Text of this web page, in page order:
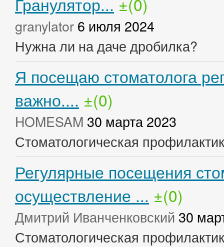
granylator 6 июля 2024
Нужна ли на даче дробилка?
Я посещаю стоматолога
важно.... ±(0)
HOMESAM 30 марта 2023
Стоматологическая
Регулярные посещения
осуществление ... ±(0)
Дмитрий Иванченковский 30
Стоматологическая